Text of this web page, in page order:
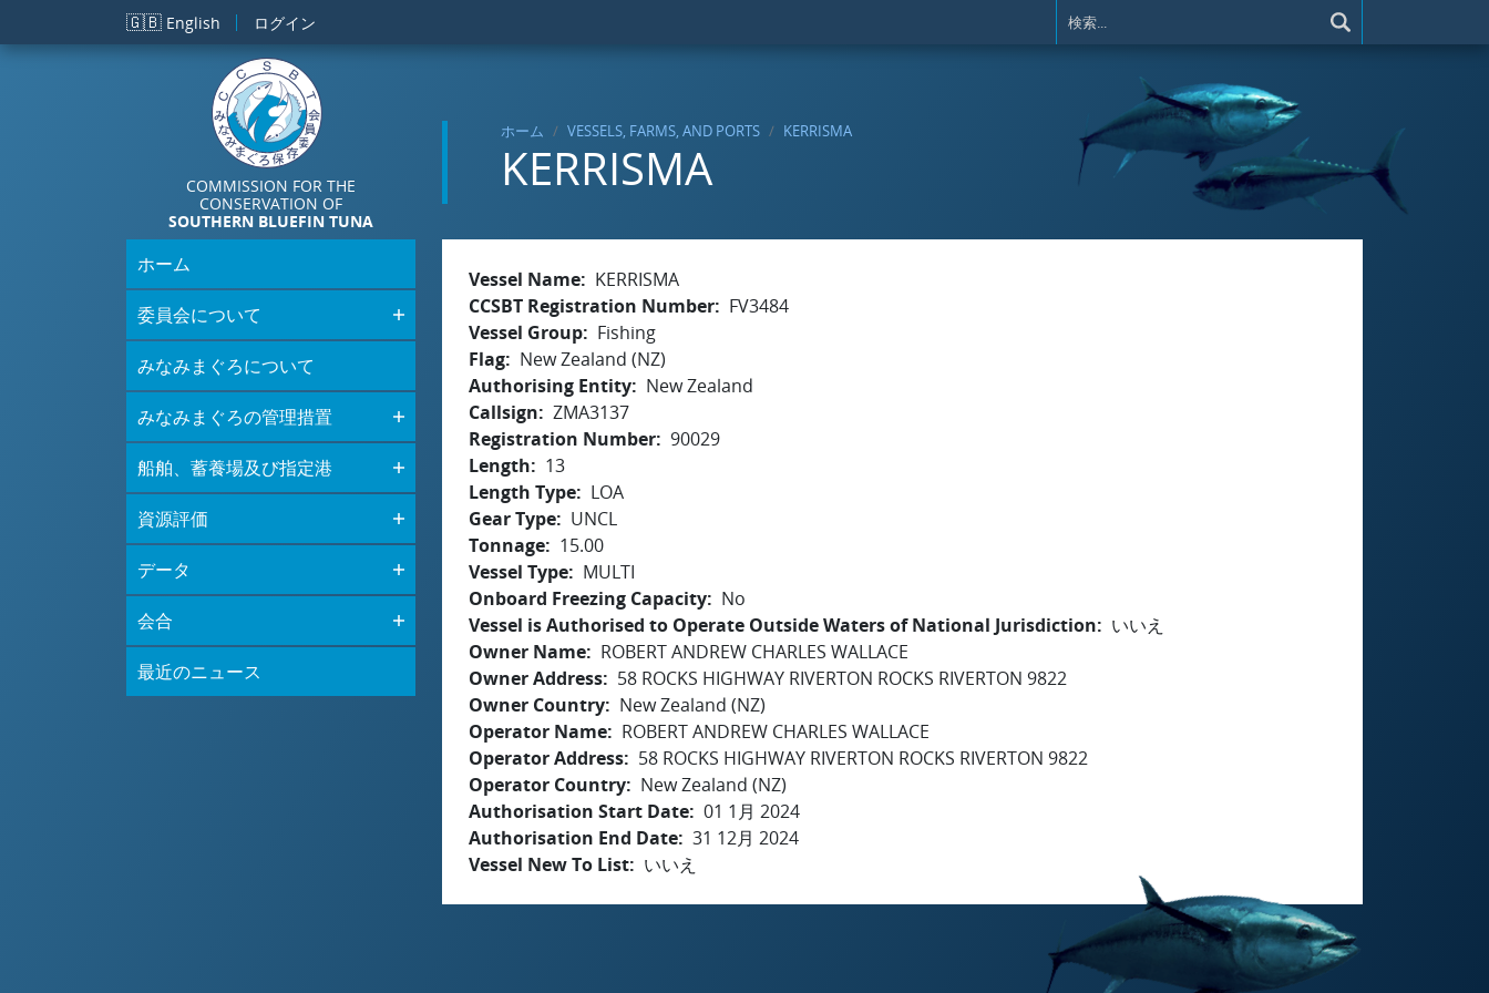
メインコンテンツに移動
🇬🇧 English ログイン
COMMISSION FOR THE
CONSERVATION OF
SOUTHERN BLUEFIN TUNA
ホーム VESSELS, FARMS, AND PORTS KERRISMA
KERRISMA
ホーム
委員会について
みなみまぐろについて
みなみまぐろの管理措置
船舶、蓄養場及び指定港
資源評価
データ
会合
最近のニュース
Vessel Name
KERRISMA
CCSBT Registration Number
FV3484
Vessel Group
Fishing
Flag
New Zealand (NZ)
Authorising Entity
New Zealand
Callsign
ZMA3137
Registration Number 90029
Length
13
Length Type
LOA
Gear Type
UNCL
Tonnage
15.00
Vessel Type
MULTI
Onboard Freezing Capacity
No
Vessel is Authorised to Operate Outside Waters of National Jurisdiction
いいえ
Owner Name
ROBERT ANDREW CHARLES WALLACE
Owner Address
58 ROCKS HIGHWAY RIVERTON ROCKS RIVERTON 9822
Owner Country
New Zealand (NZ)
Operator Name
ROBERT ANDREW CHARLES WALLACE
Operator Address
58 ROCKS HIGHWAY RIVERTON ROCKS RIVERTON 9822
Operator Country
New Zealand (NZ)
Authorisation Start Date 01 1月 2024
Authorisation End Date 31 12月 2024
Vessel New To List
いいえ